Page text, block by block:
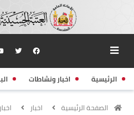
الرئيسية اخبار ونشاطات
الصفحة الرئيسية اخبار